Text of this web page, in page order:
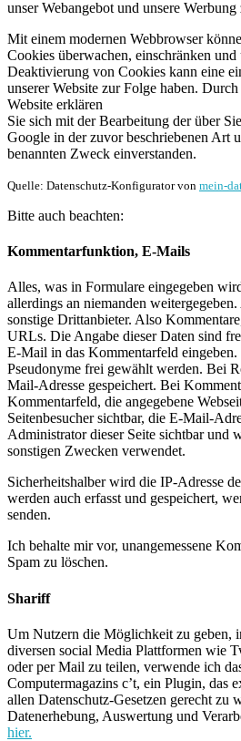
unser Webangebot und unsere
Mit einem modernen Webbrowser
Cookies überwachen, einschränken
Deaktivierung von Cookies kann eine
unserer Website zur Folge haben.
Website erklären
Sie sich mit der Bearbeitung der über
Google in der zuvor beschriebenen Art
benannten Zweck einverstanden.
Quelle: Datenschutz-Konfigurator von mein-
Bitte auch beachten:
Kommentarfunktion, E-Mails
Alles, was in Formulare eingegeben
allerdings an niemanden
sonstige Drittanbieter. Also
URLs. Die Angabe dieser Daten sind
E-Mail in das Kommentarfeld eingeben.
Pseudonyme frei gewählt werden. Bei
Mail-Adresse gespeichert. Bei
Kommentarfeld, die angegebene
Seitenbesucher sichtbar, die E-Mail-
Administrator dieser Seite sichtbar und
sonstigen Zwecken verwendet.
Sicherheitshalber wird die IP-Adresse
werden auch erfasst und gespeichert,
senden.
Ich behalte mir vor, unangemessene
Spam zu löschen.
Shariff
Um Nutzern die Möglichkeit zu geben,
diversen social Media Plattformen wie
oder per Mail zu teilen, verwende ich
Computermagazins c’t, ein Plugin, das
allen Datenschutz-Gesetzen gerecht zu
Datenerhebung, Auswertung und
hier.